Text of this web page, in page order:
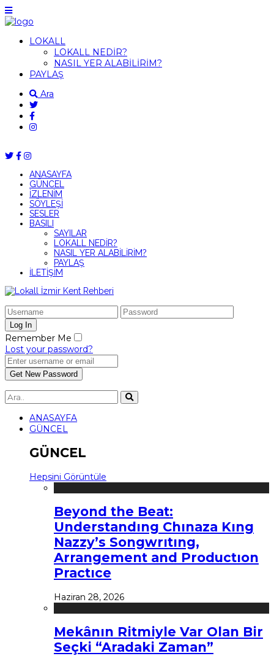
LOKALL
LOKALL NEDİR?
NASIL YER ALABİLİRİM?
PAYLAŞ
Ara
ANASAYFA
GÜNCEL
İZLENİM
SÖYLEŞİ
SESLER
BASILI
SAYILAR
LOKALL NEDİR?
NASIL YER ALABİLİRİM?
PAYLAŞ
İLETİŞİM
Remember Me
Lost your password?
ANASAYFA
GÜNCEL
GÜNCEL
Hepsini Görüntüle
Beyond the Beat:
Understandıng Chınaza Kıng
Nazzy’s Songwrıtıng,
Arrangement and Productıon
Practıce
Haziran 28, 2026
Mekânın Ritmiyle Var Olan Bir
Seçki “Aradaki Zaman”